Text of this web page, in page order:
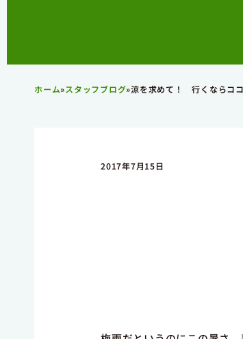
ホーム»スタッフブログ»涼を求めて！ 行くならコ
2017年7月15日